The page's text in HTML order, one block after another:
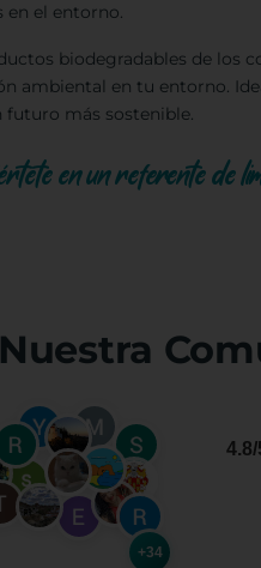
el entorno.
biodegradables de los
ambiental en tu entorno.
más sostenible.
en un referente de
Nuestra
+34
4.8/